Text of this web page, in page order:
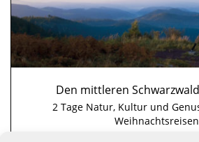
Den mittleren
2 Tage Natur, Kultur und
Weihnachtsreisen